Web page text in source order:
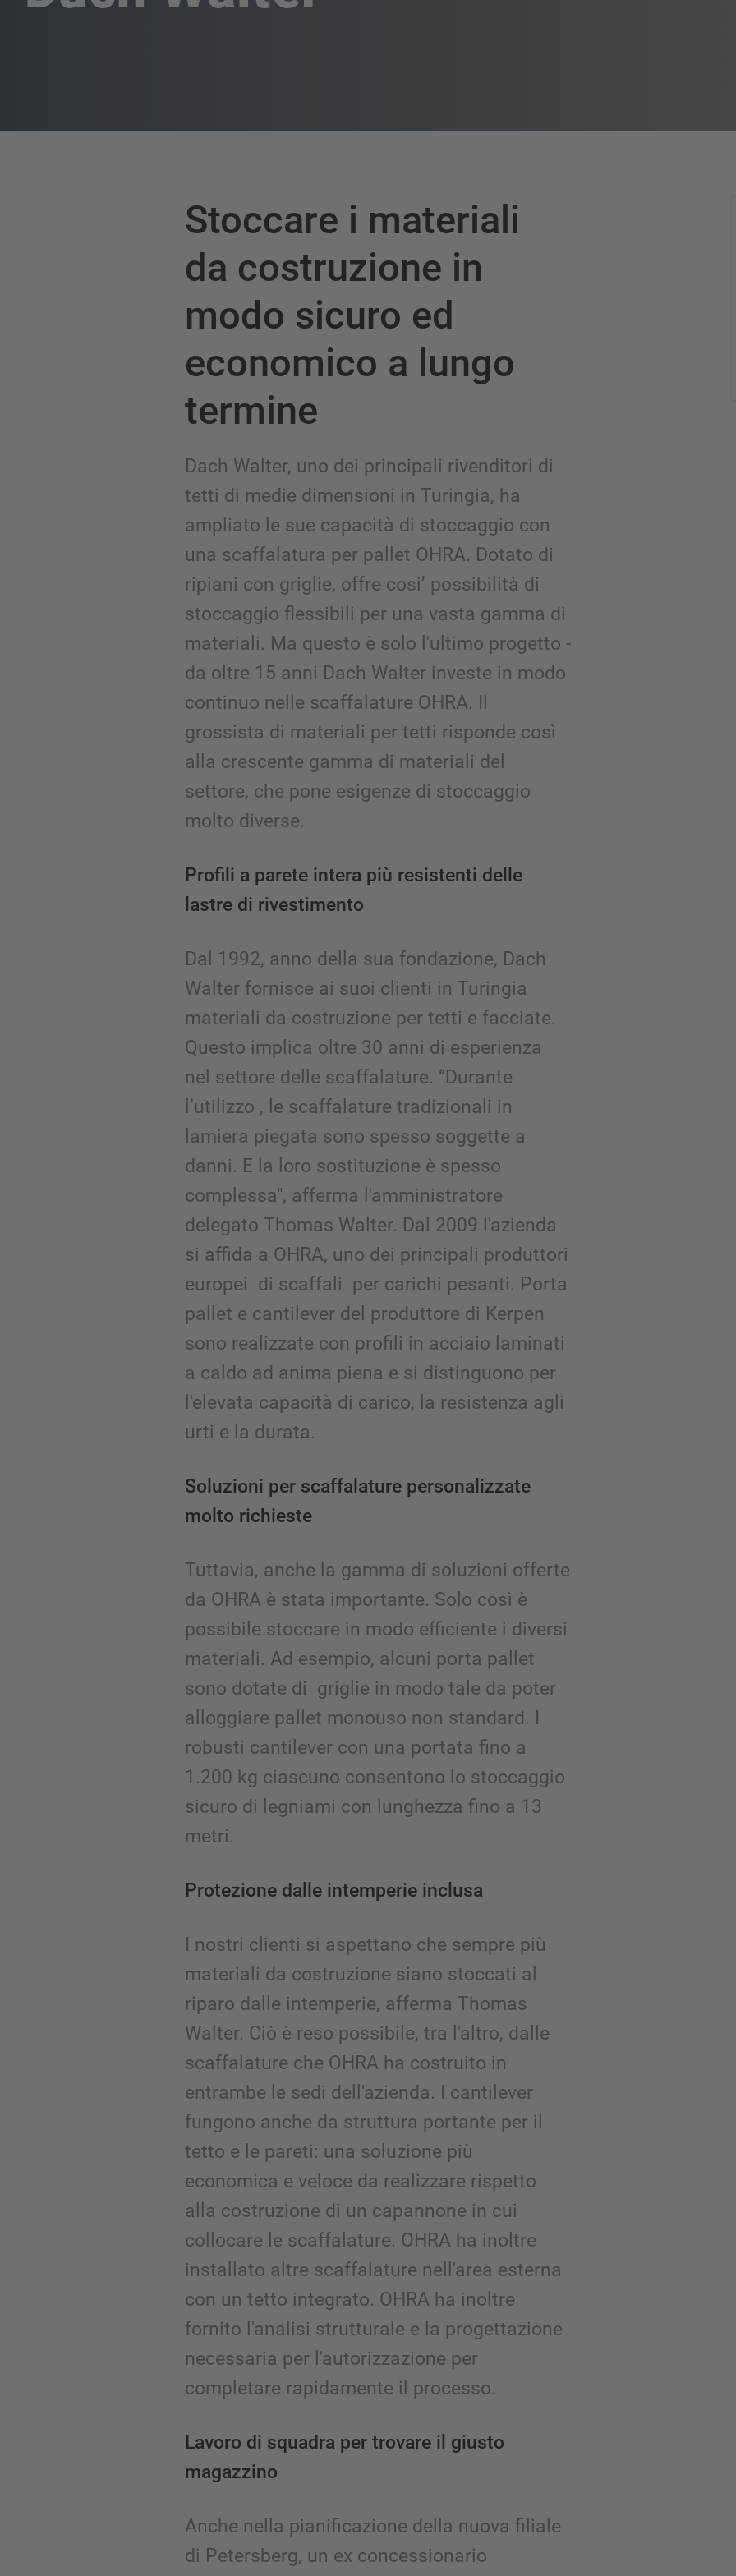
Stoccare i materiali
da costruzione in
modo sicuro ed
economico a lungo
termine
Dach Walter, uno dei principali rivenditori di
tetti di medie dimensioni in Turingia, ha
ampliato le sue capacità di stoccaggio con
una scaffalatura per pallet OHRA. Dotato di
ripiani con griglie, offre cosi’ possibilità di
stoccaggio flessibili per una vasta gamma di
materiali. Ma questo è solo l'ultimo progetto -
da oltre 15 anni Dach Walter investe in modo
continuo nelle scaffalature OHRA. Il
grossista di materiali per tetti risponde così
alla crescente gamma di materiali del
settore, che pone esigenze di stoccaggio
molto diverse.
Profili a parete intera più resistenti delle
lastre di rivestimento
Dal 1992, anno della sua fondazione, Dach
Walter fornisce ai suoi clienti in Turingia
materiali da costruzione per tetti e facciate.
Questo implica oltre 30 anni di esperienza
nel settore delle scaffalature. “Durante
l’utilizzo , le scaffalature tradizionali in
lamiera piegata sono spesso soggette a
danni. E la loro sostituzione è spesso
complessa", afferma l'amministratore
delegato Thomas Walter. Dal 2009 l'azienda
si affida a OHRA, uno dei principali produttori
europei di scaffali per carichi pesanti. Porta
pallet e cantilever del produttore di Kerpen
sono realizzate con profili in acciaio laminati
a caldo ad anima piena e si distinguono per
l'elevata capacità di carico, la resistenza agli
urti e la durata.
Soluzioni per scaffalature personalizzate
molto richieste
Tuttavia, anche la gamma di soluzioni offerte
da OHRA è stata importante. Solo così è
possibile stoccare in modo efficiente i diversi
materiali. Ad esempio, alcuni porta pallet
sono dotate di griglie in modo tale da poter
alloggiare pallet monouso non standard. I
robusti cantilever con una portata fino a
1.200 kg ciascuno consentono lo stoccaggio
sicuro di legniami con lunghezza fino a 13
metri.
Protezione dalle intemperie inclusa
I nostri clienti si aspettano che sempre più
materiali da costruzione siano stoccati al
riparo dalle intemperie, afferma Thomas
Walter. Ciò è reso possibile, tra l'altro, dalle
scaffalature che OHRA ha costruito in
entrambe le sedi dell'azienda. I cantilever
fungono anche da struttura portante per il
tetto e le pareti: una soluzione più
economica e veloce da realizzare rispetto
alla costruzione di un capannone in cui
collocare le scaffalature. OHRA ha inoltre
installato altre scaffalature nell'area esterna
con un tetto integrato. OHRA ha inoltre
fornito l'analisi strutturale e la progettazione
necessaria per l'autorizzazione per
completare rapidamente il processo.
Lavoro di squadra per trovare il giusto
magazzino
Anche nella pianificazione della nuova filiale
di Petersberg, un ex concessionario